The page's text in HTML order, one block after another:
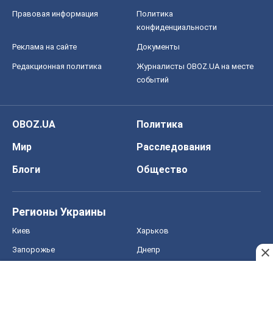
Правовая информация
Политика
конфиденциальности
Реклама на сайте Документы
Редакционная политика
Журналисты OBOZ.UA на месте
событий
OBOZ.UA
Политика
Мир
Расследования
Блоги
Общество
Регионы Украины
Киев Харьков
Запорожье Днепр